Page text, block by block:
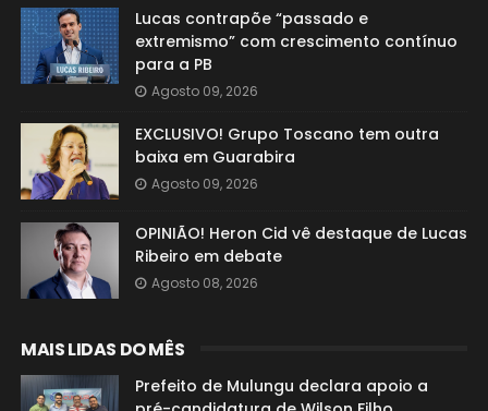
Lucas contrapõe “passado e
extremismo” com crescimento contínuo
para a PB
Agosto 09, 2026
EXCLUSIVO! Grupo Toscano tem outra
baixa em Guarabira
Agosto 09, 2026
OPINIÃO! Heron Cid vê destaque de Lucas
Ribeiro em debate
Agosto 08, 2026
MAIS LIDAS DO MÊS
Prefeito de Mulungu declara apoio a